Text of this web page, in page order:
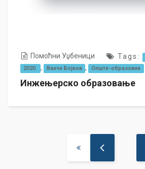
Помоћни Уџбеници Tags:
2020. , Ванче Бојков , Опште-образовни
Инжењерско образовање